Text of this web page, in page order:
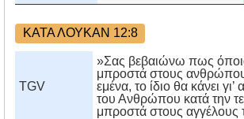
ΚΑΤΑ ΛΟΥΚΑΝ 12:8
TGV
»Σας βεβαιώνω πως
μπροστά στους
εμένα, το ίδιο θα κάνει γι’
του Ανθρώπου κατά την
μπροστά στους αγγέλους